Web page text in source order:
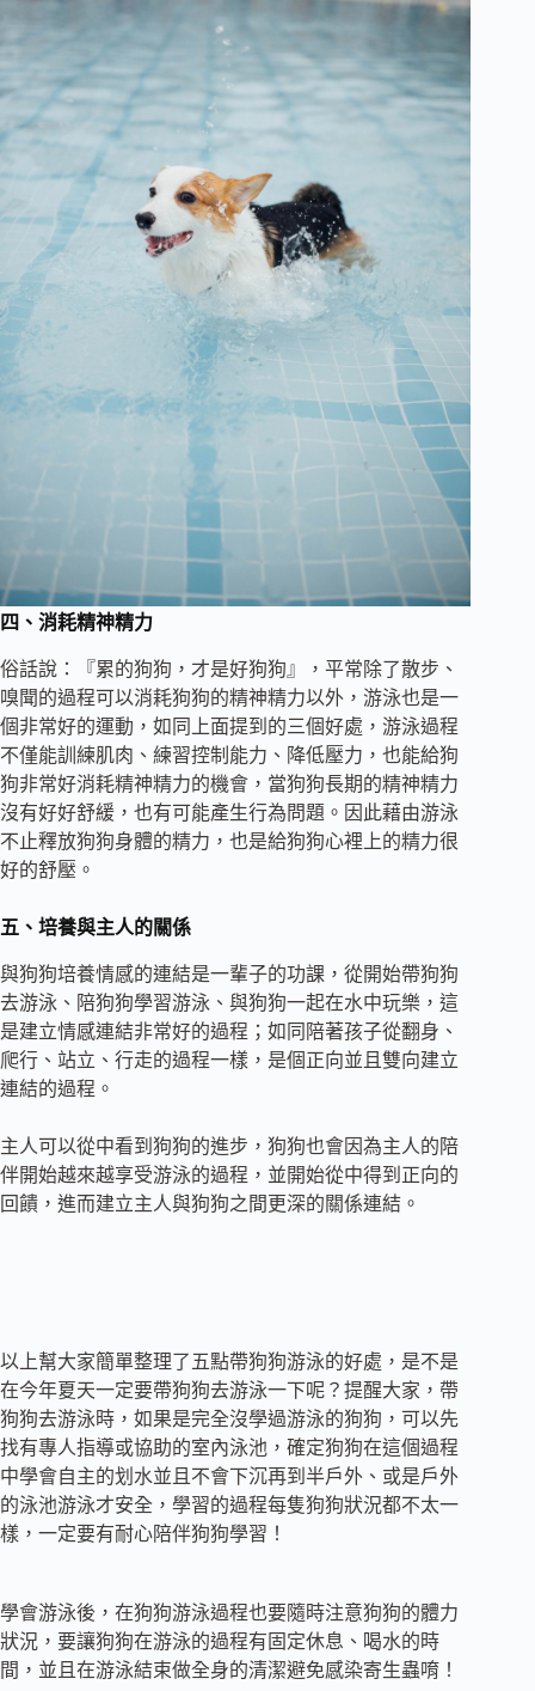
四、消耗精神精力
俗話說：『累的狗狗，才是好狗狗』，平常除了散步、
嗅聞的過程可以消耗狗狗的精神精力以外，游泳也是一
個非常好的運動，如同上面提到的三個好處，游泳過程
不僅能訓練肌肉、練習控制能力、降低壓力，也能給狗
狗非常好消耗精神精力的機會，當狗狗長期的精神精力
沒有好好舒緩，也有可能產生行為問題。因此藉由游泳
不止釋放狗狗身體的精力，也是給狗狗心裡上的精力很
好的舒壓。
五、培養與主人的關係
與狗狗培養情感的連結是一輩子的功課，從開始帶狗狗
去游泳、陪狗狗學習游泳、與狗狗一起在水中玩樂，這
是建立情感連結非常好的過程；如同陪著孩子從翻身、
爬行、站立、行走的過程一樣，是個正向並且雙向建立
連結的過程。
主人可以從中看到狗狗的進步，狗狗也會因為主人的陪
伴開始越來越享受游泳的過程，並開始從中得到正向的
回饋，進而建立主人與狗狗之間更深的關係連結。
以上幫大家簡單整理了五點帶狗狗游泳的好處，是不是
在今年夏天一定要帶狗狗去游泳一下呢？提醒大家，帶
狗狗去游泳時，如果是完全沒學過游泳的狗狗，可以先
找有專人指導或協助的室內泳池，確定狗狗在這個過程
中學會自主的划水並且不會下沉再到半戶外、或是戶外
的泳池游泳才安全，學習的過程每隻狗狗狀況都不太一
樣，一定要有耐心陪伴狗狗學習！
學會游泳後，在狗狗游泳過程也要隨時注意狗狗的體力
狀況，要讓狗狗在游泳的過程有固定休息、喝水的時
間，並且在游泳結束做全身的清潔避免感染寄生蟲唷！